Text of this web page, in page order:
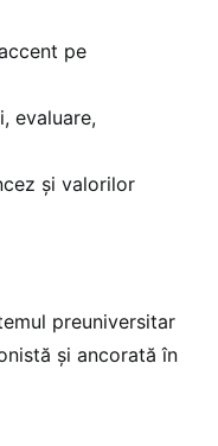
pe
evaluare,
și valorilor
preuniversitar
și ancorată în